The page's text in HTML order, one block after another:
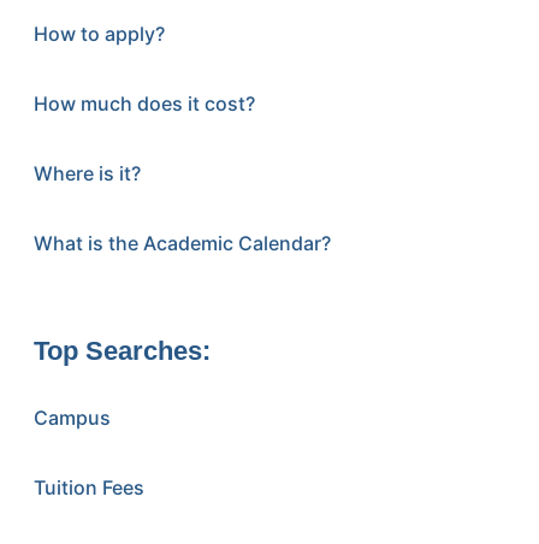
How to apply?
How much does it cost?
Where is it?
What is the Academic Calendar?
Top Searches:
Campus
Tuition Fees